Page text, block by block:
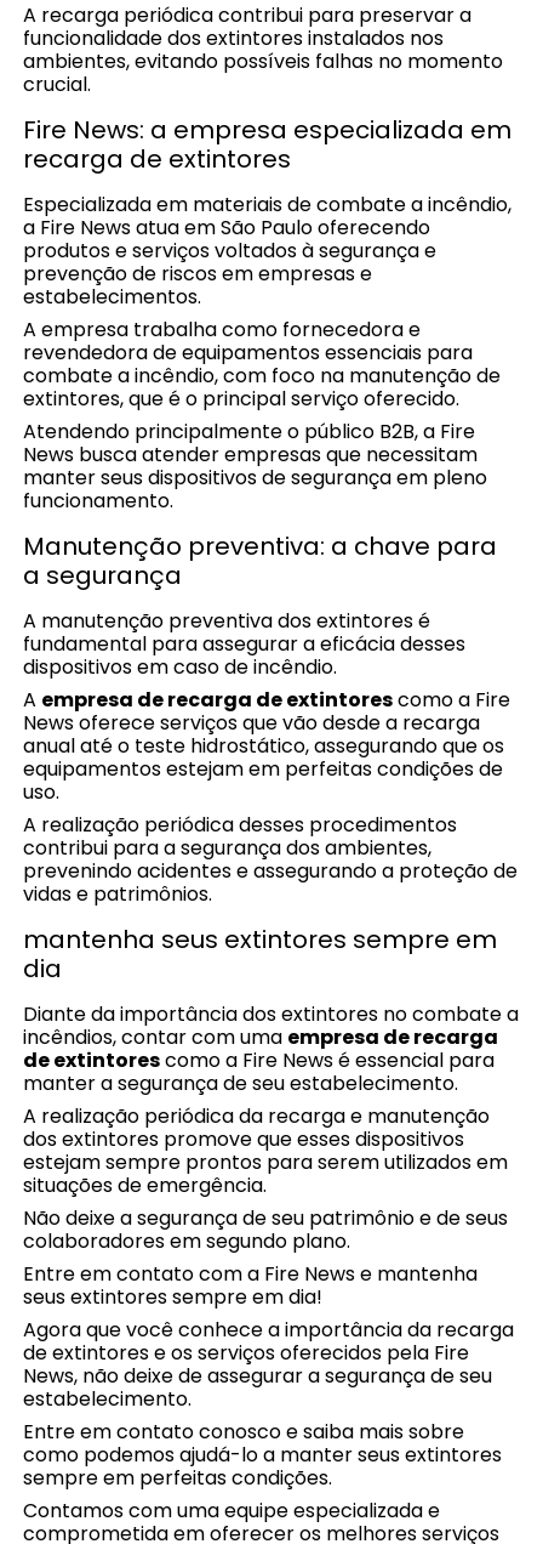
A recarga periódica contribui para preservar a
funcionalidade dos extintores instalados nos
ambientes, evitando possíveis falhas no momento
crucial.
Fire News: a empresa especializada em
recarga de extintores
Especializada em materiais de combate a incêndio,
a Fire News atua em São Paulo oferecendo
produtos e serviços voltados à segurança e
prevenção de riscos em empresas e
estabelecimentos.
A empresa trabalha como fornecedora e
revendedora de equipamentos essenciais para
combate a incêndio, com foco na manutenção de
extintores, que é o principal serviço oferecido.
Atendendo principalmente o público B2B, a Fire
News busca atender empresas que necessitam
manter seus dispositivos de segurança em pleno
funcionamento.
Manutenção preventiva: a chave para
a segurança
A manutenção preventiva dos extintores é
fundamental para assegurar a eficácia desses
dispositivos em caso de incêndio.
A empresa de recarga de extintorescomo a Fire
News oferece serviços que vão desde a recarga
anual até o teste hidrostático, assegurando que os
equipamentos estejam em perfeitas condições de
uso.
A realização periódica desses procedimentos
contribui para a segurança dos ambientes,
prevenindo acidentes e assegurando a proteção de
vidas e patrimônios.
mantenha seus extintores sempre em
dia
Diante da importância dos extintores no combate a
incêndios, contar com uma empresa de recarga
de extintorescomo a Fire News é essencial para
manter a segurança de seu estabelecimento.
A realização periódica da recarga e manutenção
dos extintores promove que esses dispositivos
estejam sempre prontos para serem utilizados em
situações de emergência.
Não deixe a segurança de seu patrimônio e de seus
colaboradores em segundo plano.
Entre em contato com a Fire News e mantenha
seus extintores sempre em dia!
Agora que você conhece a importância da recarga
de extintores e os serviços oferecidos pela Fire
News, não deixe de assegurar a segurança de seu
estabelecimento.
Entre em contato conosco e saiba mais sobre
como podemos ajudá-lo a manter seus extintores
sempre em perfeitas condições.
Contamos com uma equipe especializada e
comprometida em oferecer os melhores serviços